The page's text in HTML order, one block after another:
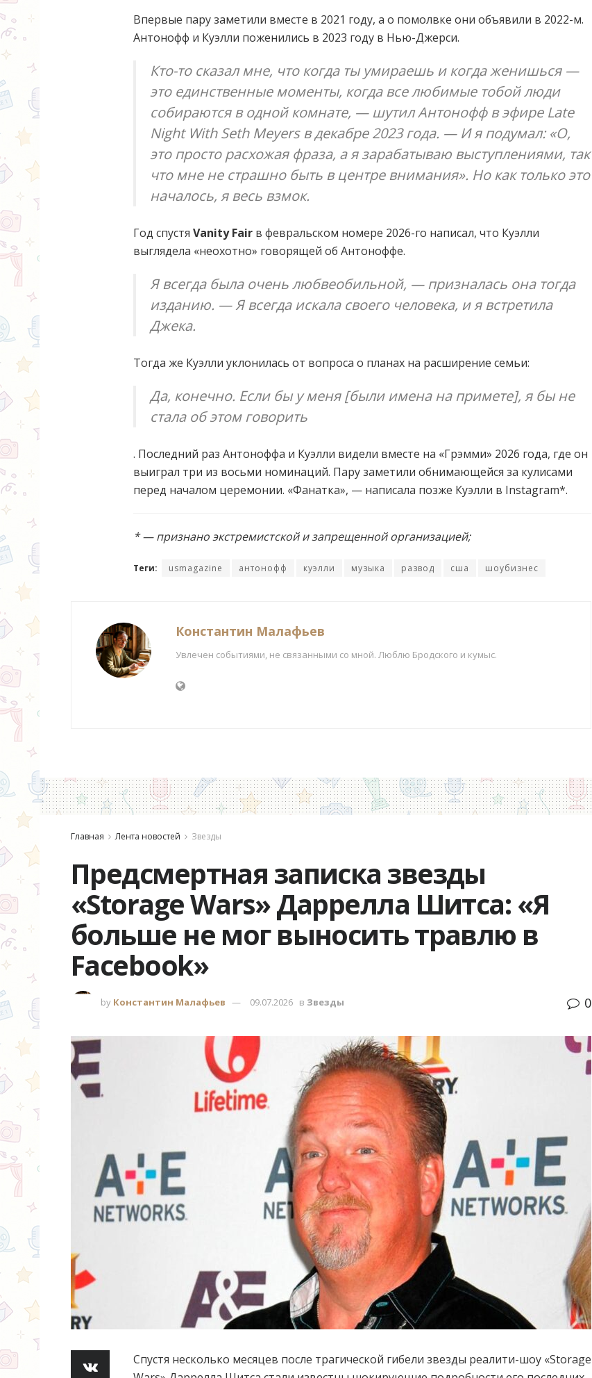
Впервые пару заметили вместе в 2021 году, а о помолвке они объявили в 2022-м.
Антонофф и Куэлли поженились в 2023 году в Нью-Джерси.
Кто-то сказал мне, что когда ты умираешь и когда женишься —
это единственные моменты, когда все любимые тобой люди
собираются в одной комнате, — шутил Антонофф в эфире Late
Night With Seth Meyers в декабре 2023 года. — И я подумал: «О,
это просто расхожая фраза, а я зарабатываю выступлениями, так
что мне не страшно быть в центре внимания». Но как только это
началось, я весь взмок.
Год спустя Vanity Fair в февральском номере 2026-го написал, что Куэлли
выглядела «неохотно» говорящей об Антоноффе.
Я всегда была очень любвеобильной, — призналась она тогда
изданию. — Я всегда искала своего человека, и я встретила
Джека.
Тогда же Куэлли уклонилась от вопроса о планах на расширение семьи:
Да, конечно. Если бы у меня [были имена на примете], я бы не
стала об этом говорить
. Последний раз Антоноффа и Куэлли видели вместе на «Грэмми» 2026 года, где он
выиграл три из восьми номинаций. Пару заметили обнимающейся за кулисами
перед началом церемонии. «Фанатка», — написала позже Куэлли в Instagram*.
* — признано экстремистской и запрещенной организацией;
Теги: usmagazine антонофф куэлли музыка развод сша шоубизнес
Константин Малафьев
Увлечен событиями, не связанными со мной. Люблю Бродского и кумыс.
Главная Лента новостей Звезды
Предсмертная записка звезды
«Storage Wars» Даррелла Шитса: «Я
больше не мог выносить травлю в
Facebook»
by Константин Малафьев 09.07.2026 в Звезды 0
Спустя несколько месяцев после трагической гибели звезды реалити-шоу «Storage